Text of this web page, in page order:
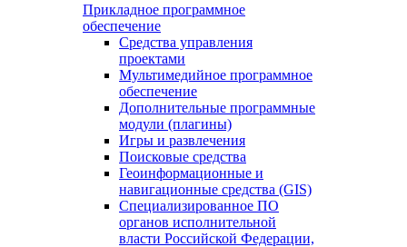
Прикладное программное
обеспечение
Средства управления
проектами
Мультимедийное программное
обеспечение
Дополнительные программные
модули (плагины)
Игры и развлечения
Поисковые средства
Геоинформационные и
навигационные средства (GIS)
Специализированное ПО
органов исполнительной
власти Российской Федерации,